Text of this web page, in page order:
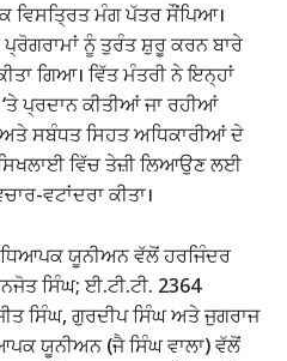
ਵਿਸਤ੍ਰਿਤ ਮੰਗ ਪੱਤਰ ਸੌਂਪਿਆ।
ਨੂੰ ਤੁਰੰਤ ਸ਼ੁਰੂ ਕਰਨ ਬਾਰੇ
ਗਿਆ। ਵਿੱਤ ਮੰਤਰੀ ਨੇ ਇਨ੍ਹਾਂ
ਪ੍ਰਦਾਨ ਕੀਤੀਆਂ ਜਾ ਰਹੀਆਂ
ਅਤੇ ਸਬੰਧਤ ਸਿਹਤ ਅਧਿਕਾਰੀਆਂ ਦੇ
ਵਿੱਚ ਤੇਜ਼ੀ ਲਿਆਉਣ ਲਈ
ਵਟਾਂਦਰਾ ਕੀਤਾ।
ਯੂਨੀਅਨ ਵੱਲੋਂ ਹਰਜਿੰਦਰ
ਸਿੰਘ; ਈ.ਟੀ.ਟੀ. 2364
ਸਿੰਘ, ਗੁਰਦੀਪ ਸਿੰਘ ਅਤੇ ਜੁਗਰਾਜ
ਯੂਨੀਅਨ (ਜੈ ਸਿੰਘ ਵਾਲਾ) ਵੱਲੋਂ